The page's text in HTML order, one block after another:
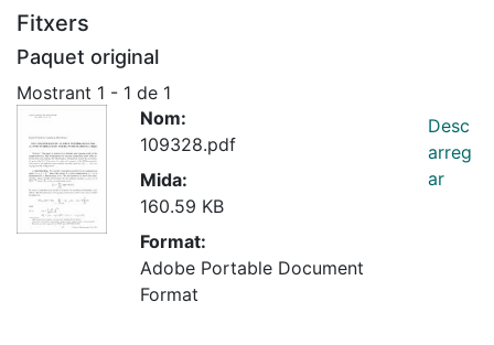
Fitxers
Paquet original
Mostrant 1 - 1 de 1
Nom:
109328.pdf
Mida:
160.59 KB
Format:
Adobe Portable Document
Format
Desc
arreg
ar